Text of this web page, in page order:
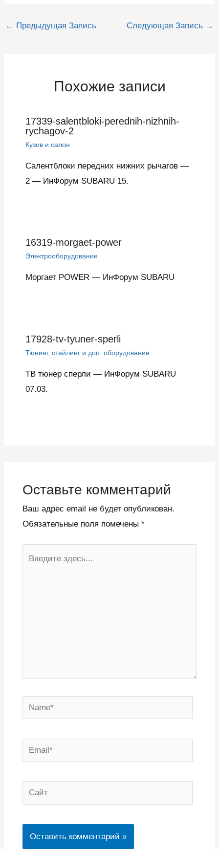
Навигация
← Предыдущая Запись Следующая Запись →
Похожие записи
17339-salentbloki-perednih-nizhnih-
rychagov-2
Кузов и салон
Салентблоки передних нижних рычагов —
2 — ИнФорум SUBARU 15.
16319-morgaet-power
Электрооборудование
Моргает POWER — ИнФорум SUBARU
17928-tv-tyuner-sperli
Тюнинг, стайлинг и доп. оборудование
ТВ тюнер сперли — ИнФорум SUBARU
07.03.
Оставьте комментарий
Ваш адрес email не будет опубликован.
Обязательные поля помечены *
Name*
Email*
Сайт